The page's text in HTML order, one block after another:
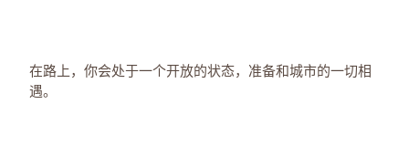
在路上，你会处于一个开放的状态，准备和城市的一切相
遇。